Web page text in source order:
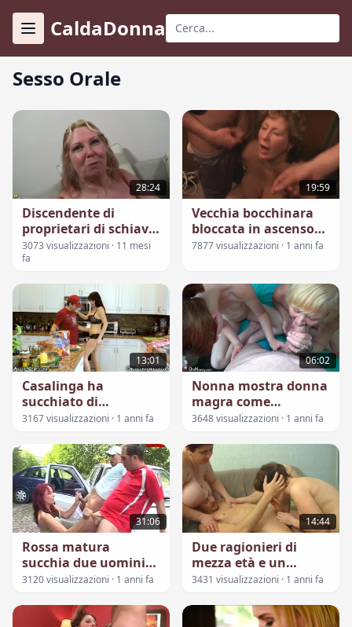
CaldaDonna
Sesso Orale
28:24
Discendente di
proprietari di schiavi
succhia discendente
di schiavi
3073 visualizzazioni · 11 mesi
fa
19:59
Vecchia bocchinara
bloccata in ascensore
con due ragazzi e
7877 visualizzazioni · 1 anni fa
13:01
Casalinga ha
succhiato di
consegno del cibo
3167 visualizzazioni · 1 anni fa
06:02
Nonna mostra donna
magra come
succhiare il cazzo
3648 visualizzazioni · 1 anni fa
31:06
Rossa matura
succhia due uomini
nella foresta
3120 visualizzazioni · 1 anni fa
14:44
Due ragionieri di
mezza età e un
giovane impiegato
3431 visualizzazioni · 1 anni fa